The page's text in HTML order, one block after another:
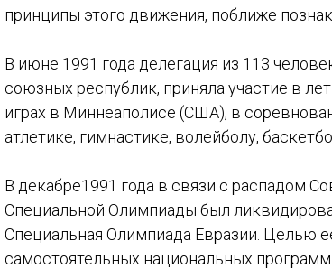
принципы этого движения, поближе
В июне 1991 года делегация из 113
союзных республик, приняла участие в
играх в Миннеаполисе (США), в
атлетике, гимнастике, волейболу,
В декабре1991 года в связи с распадом
Специальной Олимпиады был
Специальная Олимпиада Евразии. Целью
самостоятельных национальных